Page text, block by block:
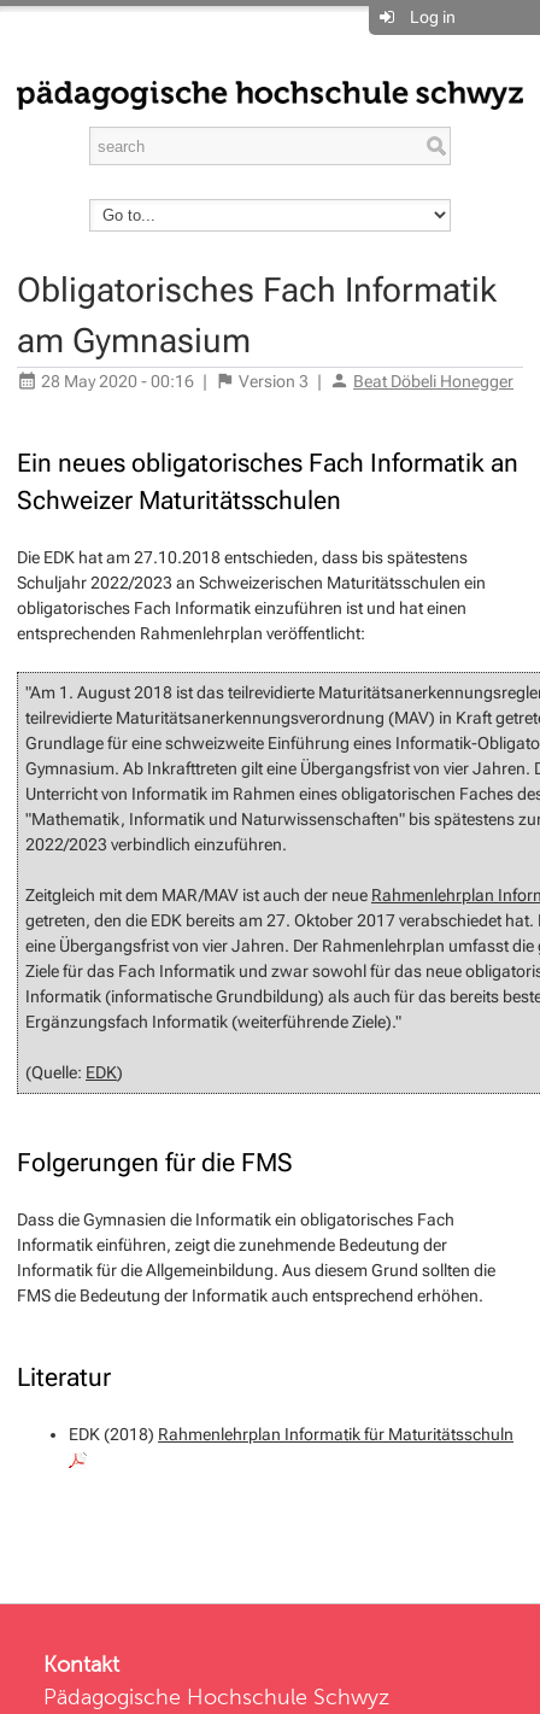
Log in
Obligatorisches Fach Informatik
am Gymnasium
28 May 2020 - 00:16 | Version 3 | Beat Döbeli Honegger
Ein neues obligatorisches Fach Informatik an
Schweizer Maturitätsschulen
Die EDK hat am 27.10.2018 entschieden, dass bis spätestens
Schuljahr 2022/2023 an Schweizerischen Maturitätsschulen ein
obligatorisches Fach Informatik einzuführen ist und hat einen
entsprechenden Rahmenlehrplan veröffentlicht:
"Am 1. August 2018 ist das teilrevidierte
teilrevidierte Maturitätsanerkennungsverordnung (MAV) in Kraft
Grundlage für eine schweizweite Einführung eines Informatik-
Gymnasium. Ab Inkrafttreten gilt eine Übergangsfrist von vier Jahren.
Unterricht von Informatik im Rahmen eines obligatorischen Faches
"Mathematik, Informatik und Naturwissenschaften" bis spätestens
2022/2023 verbindlich einzuführen.
Zeitgleich mit dem MAR/MAV ist auch der neue Rahmenlehrplan
getreten, den die EDK bereits am 27. Oktober 2017 verabschiedet hat.
eine Übergangsfrist von vier Jahren. Der Rahmenlehrplan umfasst
Ziele für das Fach Informatik und zwar sowohl für das neue
Informatik (informatische Grundbildung) als auch für das bereits
Ergänzungsfach Informatik (weiterführende Ziele)."
(Quelle: EDK)
Folgerungen für die FMS
Dass die Gymnasien die Informatik ein obligatorisches Fach
Informatik einführen, zeigt die zunehmende Bedeutung der
Informatik für die Allgemeinbildung. Aus diesem Grund sollten die
FMS die Bedeutung der Informatik auch entsprechend erhöhen.
Literatur
EDK (2018) Rahmenlehrplan Informatik für Maturitätsschuln
Kontakt
Pädagogische Hochschule Schwyz